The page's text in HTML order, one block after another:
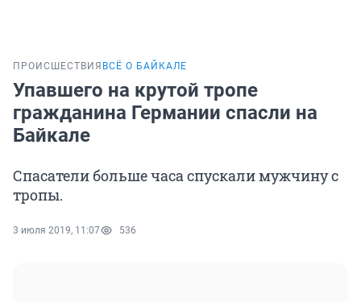
ПРОИСШЕСТВИЯ ВСЁ О БАЙКАЛЕ
Упавшего на крутой тропе
гражданина Германии спасли на
Байкале
Спасатели больше часа спускали мужчину с
тропы.
3 июля 2019, 11:07 536